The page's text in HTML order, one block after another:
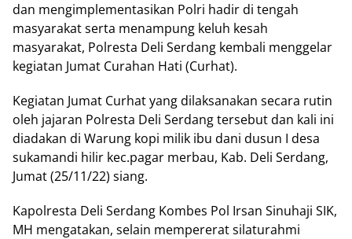
dan mengimplementasikan Polri hadir di tengah
masyarakat serta menampung keluh kesah
masyarakat, Polresta Deli Serdang kembali menggelar
kegiatan Jumat Curahan Hati (Curhat).
Kegiatan Jumat Curhat yang dilaksanakan secara rutin
oleh jajaran Polresta Deli Serdang tersebut dan kali ini
diadakan di Warung kopi milik ibu dani dusun I desa
sukamandi hilir kec.pagar merbau, Kab. Deli Serdang,
Jumat (25/11/22) siang.
Kapolresta Deli Serdang Kombes Pol Irsan Sinuhaji SIK,
MH mengatakan, selain mempererat silaturahmi